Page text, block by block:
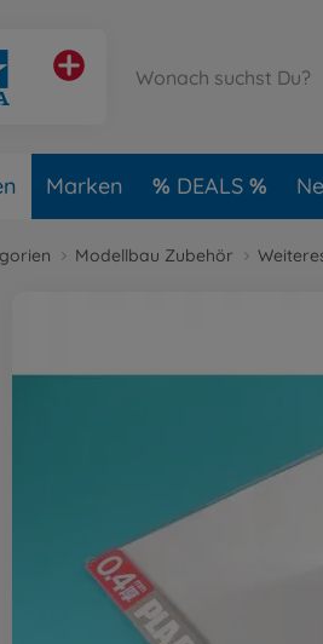
Marken DEALS
Modellbau Zubehör